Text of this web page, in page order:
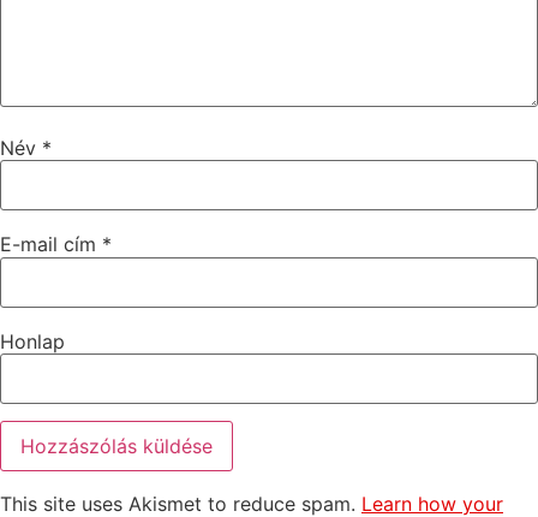
Név *
E-mail cím *
Honlap
This site uses Akismet to reduce spam. Learn how your